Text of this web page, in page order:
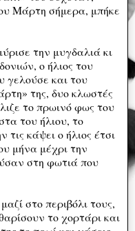
Μάρτη σήμερα, μπήκε
την μυγδαλιά κι
ο ήλιος του
γελούσε και του
της, δυο κλωστές
το πρωινό φως του
του ήλιου, το
κάψει ο ήλιος έτσι
μήνα μέχρι την
στη φωτιά που
στο περιβόλι τους,
το χορτάρι και